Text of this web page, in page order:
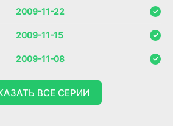
2009-11-22
2009-11-15
2009-11-08
ВСЕ СЕРИИ